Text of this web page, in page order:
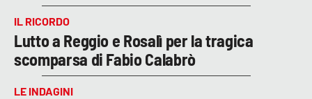
IL RICORDO
Lutto a Reggio e Rosalì per la tragica
scomparsa di Fabio Calabrò
LE INDAGINI